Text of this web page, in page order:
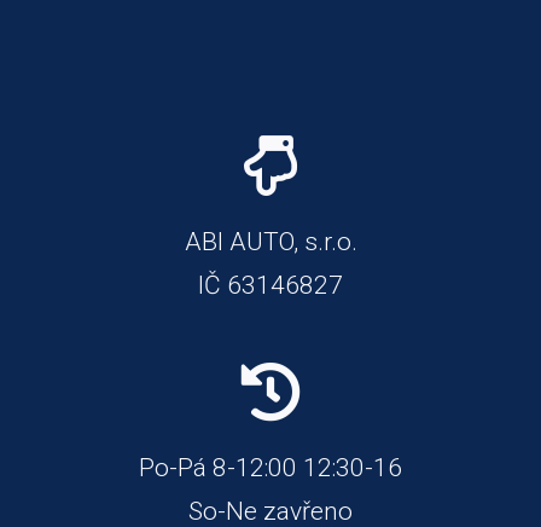
ABI AUTO, s.r.o.
IČ 63146827
Po-Pá 8-12:00 12:30-16
So-Ne zavřeno